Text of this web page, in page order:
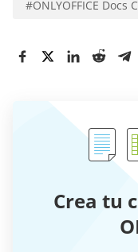
#ONLYOFFICE Docs
Crea tu